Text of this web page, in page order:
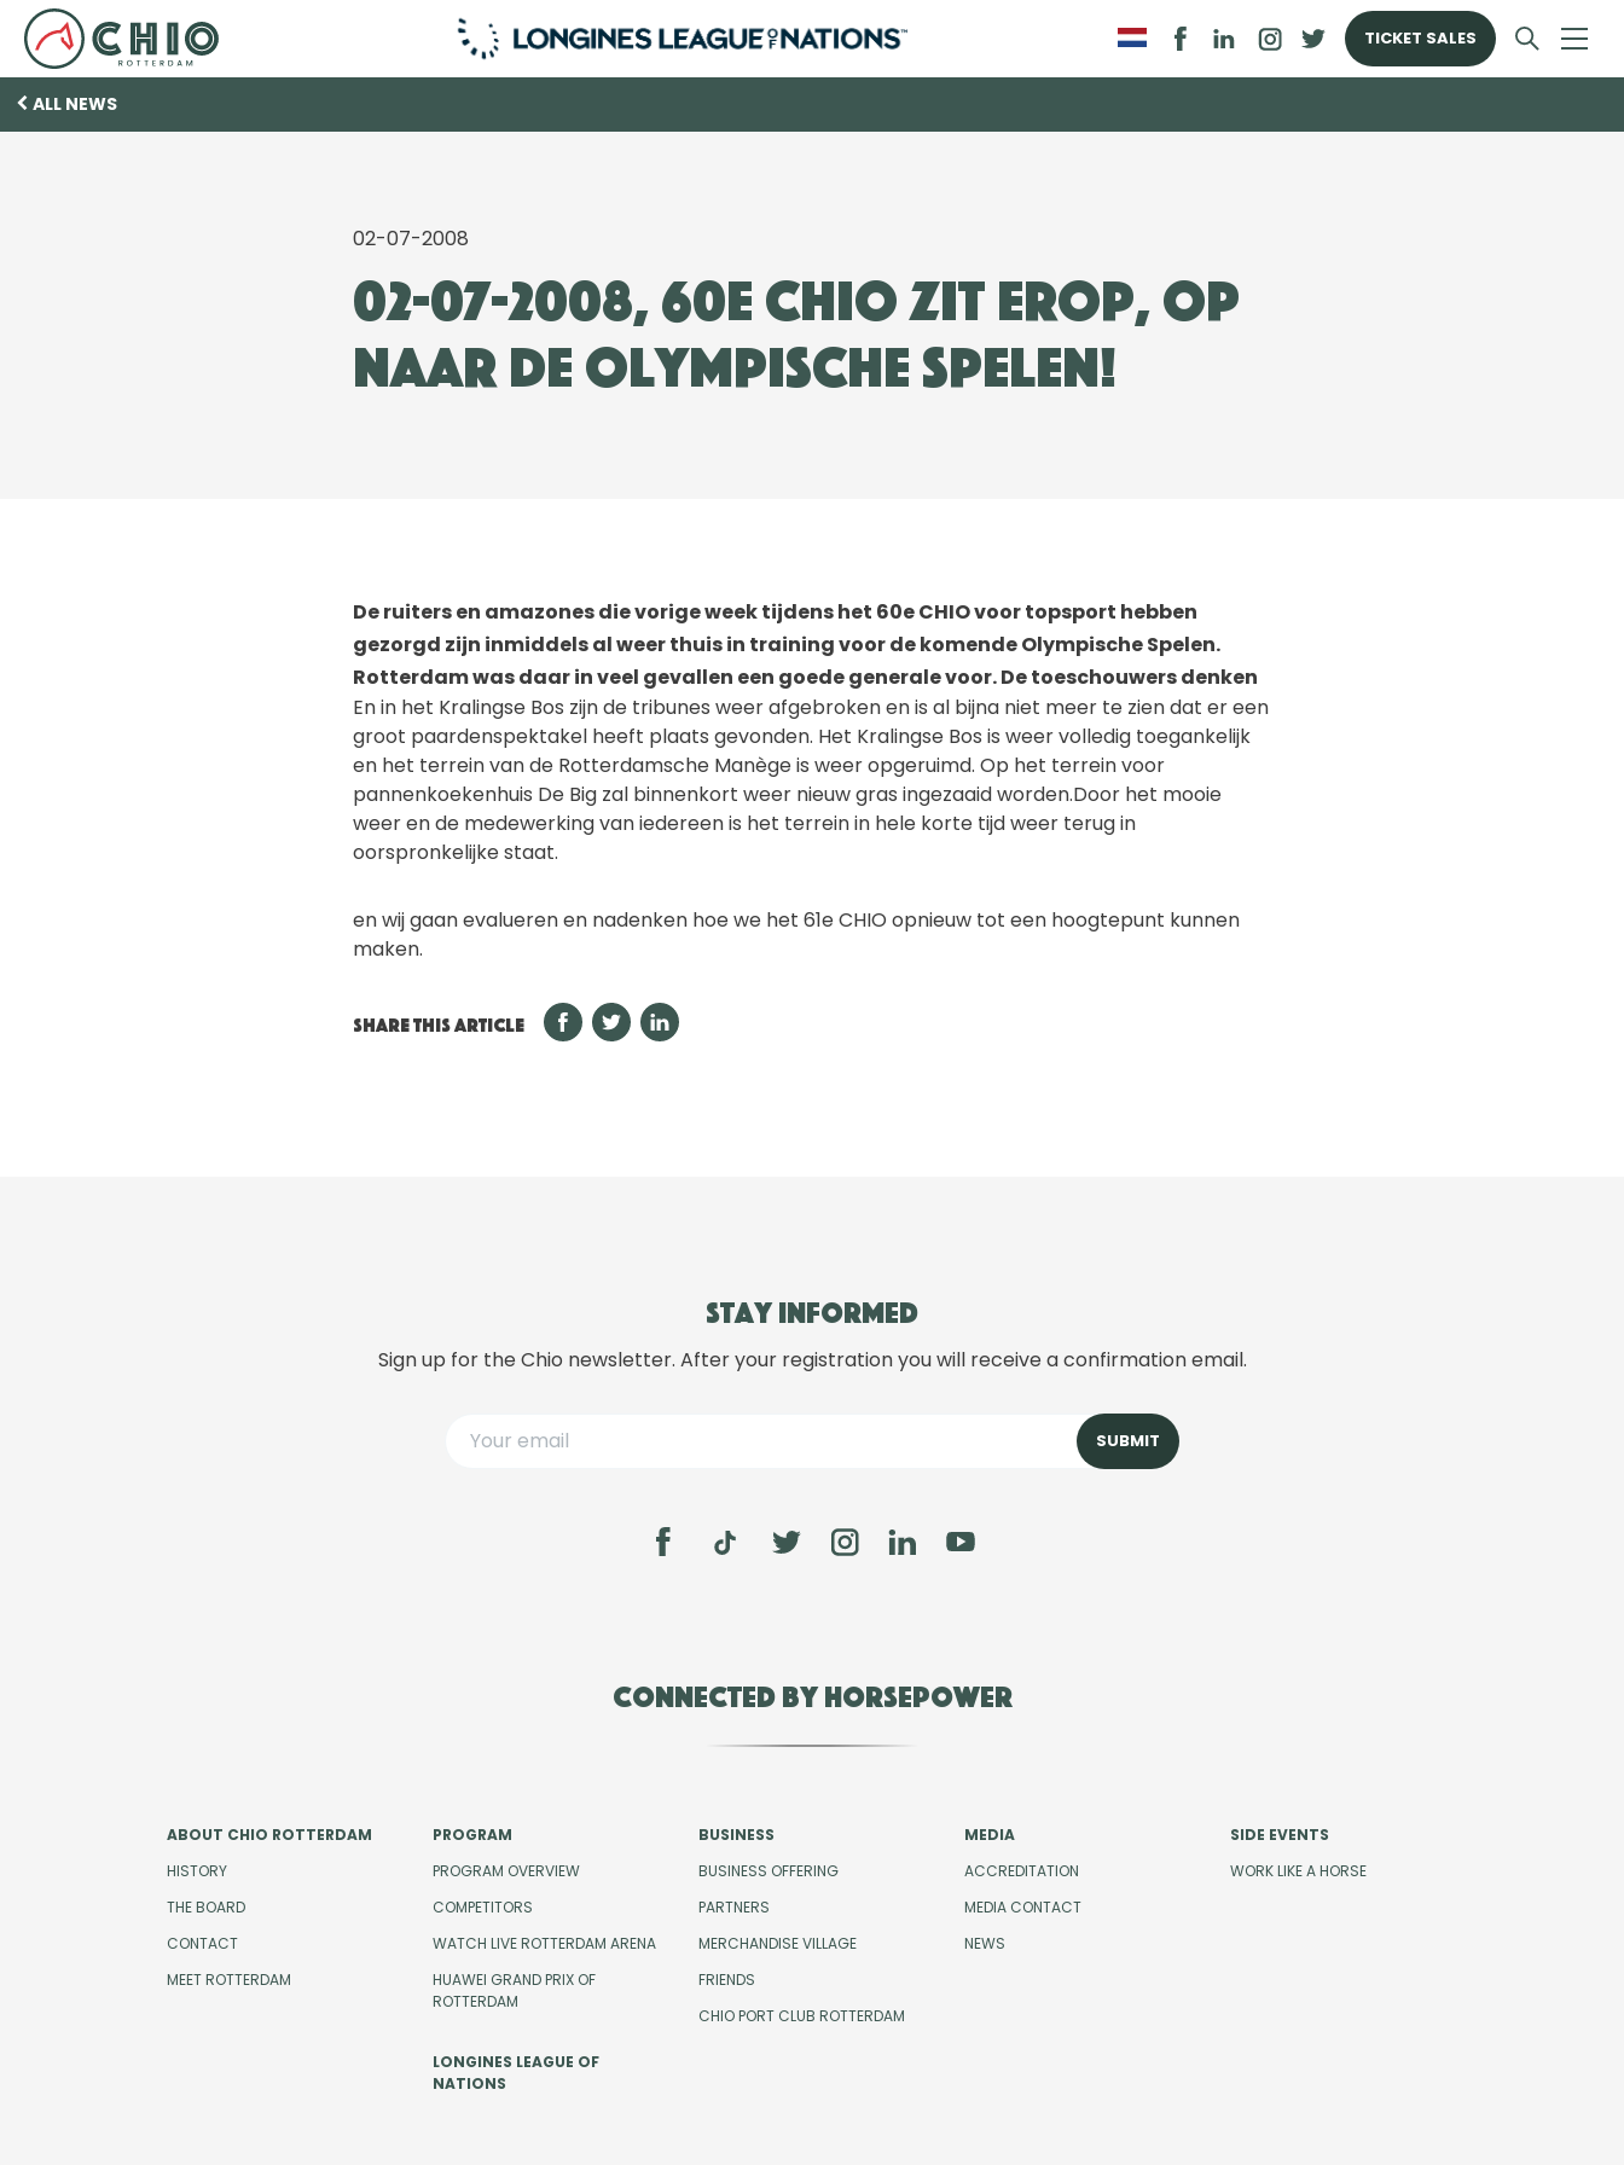
TICKET SALES
ALL NEWS
02-07-2008
02-07-2008, 60e CHIO zit erop, op
naar de Olympische Spelen!
De ruiters en amazones die vorige week tijdens het 60e CHIO voor topsport hebben
gezorgd zijn inmiddels al weer thuis in training voor de komende Olympische Spelen.
Rotterdam was daar in veel gevallen een goede generale voor. De toeschouwers denken
En in het Kralingse Bos zijn de tribunes weer afgebroken en is al bijna niet meer te zien dat er een
groot paardenspektakel heeft plaats gevonden. Het Kralingse Bos is weer volledig toegankelijk
en het terrein van de Rotterdamsche Manège is weer opgeruimd. Op het terrein voor
pannenkoekenhuis De Big zal binnenkort weer nieuw gras ingezaaid worden.Door het mooie
weer en de medewerking van iedereen is het terrein in hele korte tijd weer terug in
oorspronkelijke staat.
en wij gaan evalueren en nadenken hoe we het 61e CHIO opnieuw tot een hoogtepunt kunnen
maken.
SHARE THIS ARTICLE
Stay informed
Sign up for the Chio newsletter. After your registration you will receive a confirmation email.
Connected by Horsepower
ABOUT CHIO ROTTERDAM
HISTORY
THE BOARD
CONTACT
MEET ROTTERDAM
PROGRAM
PROGRAM OVERVIEW
COMPETITORS
WATCH LIVE ROTTERDAM ARENA
HUAWEI GRAND PRIX OF
ROTTERDAM
LONGINES LEAGUE OF
NATIONS
BUSINESS
BUSINESS OFFERING
PARTNERS
MERCHANDISE VILLAGE
FRIENDS
CHIO PORT CLUB ROTTERDAM
MEDIA
ACCREDITATION
MEDIA CONTACT
NEWS
SIDE EVENTS
WORK LIKE A HORSE